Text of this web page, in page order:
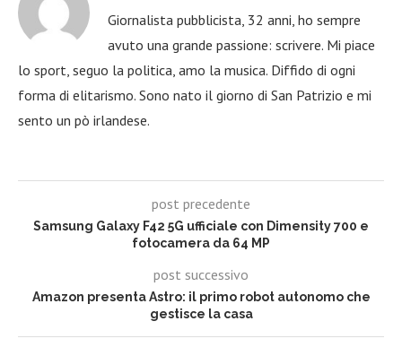
Giornalista pubblicista, 32 anni, ho sempre
avuto una grande passione: scrivere. Mi piace
lo sport, seguo la politica, amo la musica. Diffido di ogni
forma di elitarismo. Sono nato il giorno di San Patrizio e mi
sento un pò irlandese.
post precedente
Samsung Galaxy F42 5G ufficiale con Dimensity 700 e
fotocamera da 64 MP
post successivo
Amazon presenta Astro: il primo robot autonomo che
gestisce la casa